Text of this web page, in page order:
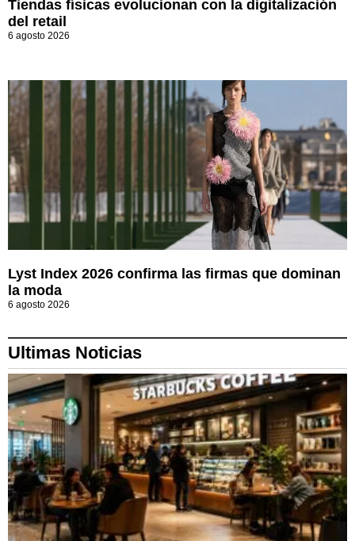
Tiendas físicas evolucionan con la digitalización
del retail
6 agosto 2026
Lyst Index 2026 confirma las firmas que dominan
la moda
6 agosto 2026
Ultimas Noticias